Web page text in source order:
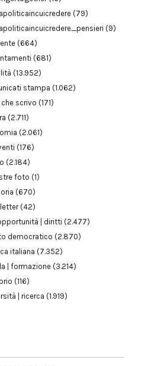
(79)
(9)
(664)
(681)
(13.952)
stampa (1.062)
scrivo (171)
(2.711)
(2.061)
(176)
(2.184)
foto (1)
(670)
(42)
| diritti (2.477)
democratico (2.870)
italiana (7.352)
| formazione (3.214)
(116)
| ricerca (1.919)